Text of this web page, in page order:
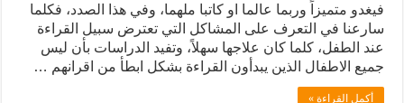
فيغدو متميزاً وربما عالما او كاتبا ملهما، وفي هذا الصدد، فكلما
سارعنا في التعرف على المشاكل التي تعترض سبيل القراءة
عند الطفل، كلما كان علاجها سهلاً، وتفيد الدراسات بأن ليس
جميع الاطفال الذين يبدأون القراءة بشكل ابطأ من اقرانهم …
أكمل القراءة »